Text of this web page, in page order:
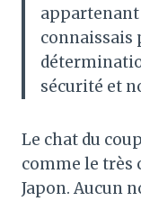
appartenant
connaissais
sécurité et
Le chat du
comme le très
Japon. Aucun